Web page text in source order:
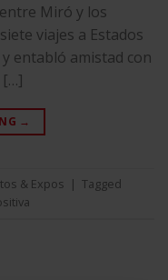
Miró y los
viajes a Estados
entabló amistad con
[…]
→
& Expos | Tagged